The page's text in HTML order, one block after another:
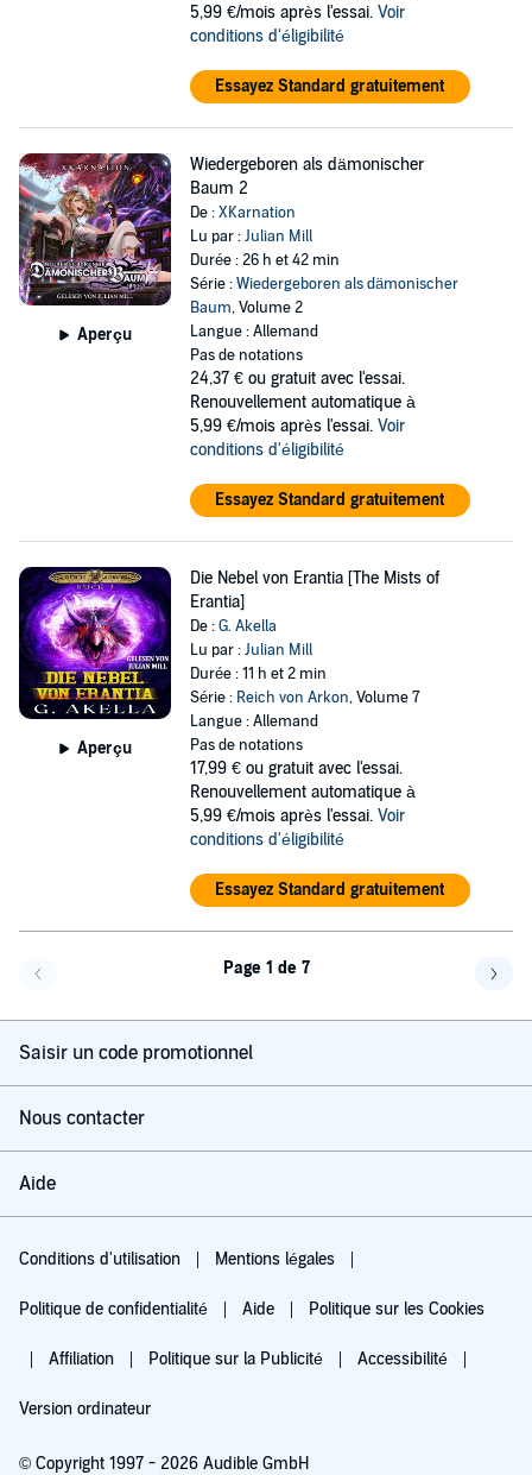
5,99 €/mois après l'essai. Voir
conditions d'éligibilité
Essayez Standard gratuitement
Aperçu
Wiedergeboren als dämonischer
Baum 2
De :XKarnation
Lu par :Julian Mill
Durée : 26 h et 42 min
Série :Wiedergeboren als dämonischer
Baum, Volume 2
Langue : Allemand
Pas de notations
24,37 € ou gratuit avec l'essai.
Renouvellement automatique à
5,99 €/mois après l'essai. Voir
conditions d'éligibilité
Essayez Standard gratuitement
Aperçu
Die Nebel von Erantia [The Mists of
Erantia]
De :G. Akella
Lu par :Julian Mill
Durée : 11 h et 2 min
Série : Reich von Arkon, Volume 7
Langue : Allemand
Pas de notations
17,99 € ou gratuit avec l'essai.
Renouvellement automatique à
5,99 €/mois après l'essai. Voir
conditions d'éligibilité
Essayez Standard gratuitement
Page 1 de 7
Saisir un code promotionnel
Nous contacter
Aide
Conditions d'utilisation Mentions légales
Politique de confidentialité Aide Politique sur les Cookies
Affiliation Politique sur la Publicité Accessibilité
Version ordinateur
© Copyright 1997 - 2026 Audible GmbH